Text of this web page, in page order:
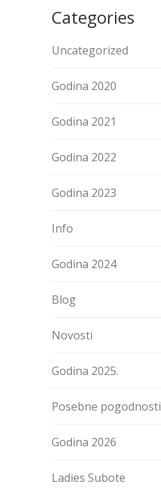
Categories
Uncategorized
Godina 2020
Godina 2021
Godina 2022
Godina 2023
Info
Godina 2024
Blog
Novosti
Godina 2025.
Posebne pogodnosti
Godina 2026
Ladies Subote